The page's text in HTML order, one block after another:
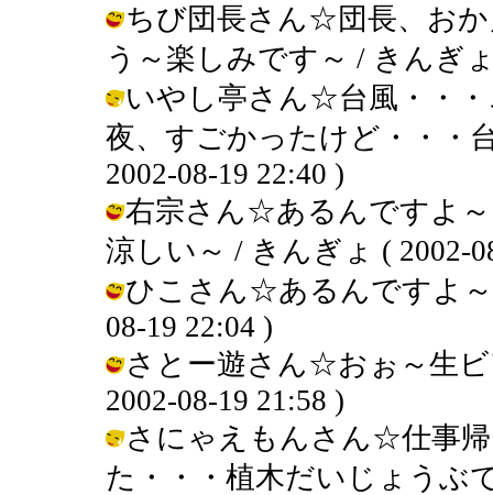
ちび団長さん☆団長、お
う～楽しみです～ / きんぎ
いやし亭さん☆台風・・
夜、すごかったけど・・・
2002-08-19 22:40 )
右宗さん☆あるんですよ
涼しい～ / きんぎょ ( 2002-
ひこさん☆あるんですよ
08-19 22:04 )
さとー遊さん☆おぉ～生
2002-08-19 21:58 )
さにゃえもんさん☆仕事
た・・・植木だいじょうぶ